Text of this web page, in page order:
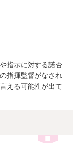
指示に対する諾否
指揮監督がなされ
える可能性が出て